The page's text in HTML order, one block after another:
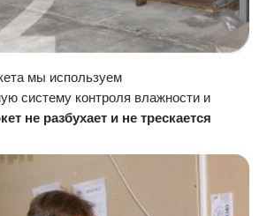
мы используем
систему контроля влажности и
не разбухает и не трескается